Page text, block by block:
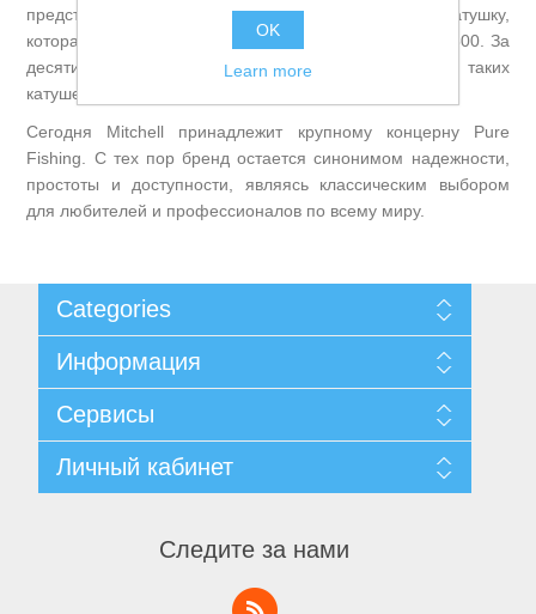
Товары для рыбалки
Поиск
представили первую серийную безынерционную катушку,
которая позже получила культовое название Mitchell 300. За
десятилетия было продано более 30 миллионов таких
катушек.
Сегодня Mitchell принадлежит крупному концерну Pure
Fishing. С тех пор бренд остается синонимом надежности,
простоты и доступности, являясь классическим выбором
для любителей и профессионалов по всему миру.
Categories
Информация
Доставка и возврат
Уведомление о конфиденциальности
Пользовательское соглашение
О нас
Сервисы
Новости
Список сравнения
Личный кабинет
Следите за нами
OK
Learn more